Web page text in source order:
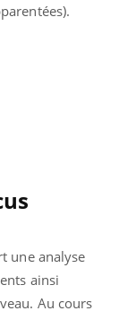
une analyse
ainsi
Au cours